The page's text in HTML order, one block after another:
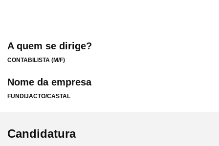
A quem se dirige?
CONTABILISTA (M/F)
Nome da empresa
FUNDIJACTO/CASTAL
Candidatura